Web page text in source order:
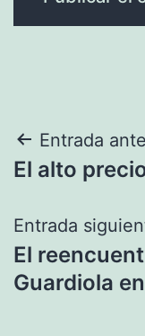
de
entradas
Entrada
El alto
Entrada
El
Guardiola